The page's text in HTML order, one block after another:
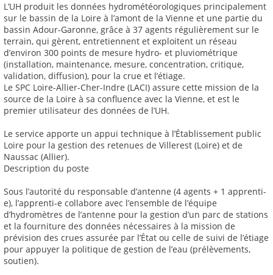
L’UH produit les données hydrométéorologiques principalement
sur le bassin de la Loire à l’amont de la Vienne et une partie du
bassin Adour-Garonne, grâce à 37 agents régulièrement sur le
terrain, qui gèrent, entretiennent et exploitent un réseau
d’environ 300 points de mesure hydro- et pluviométrique
(installation, maintenance, mesure, concentration, critique,
validation, diffusion), pour la crue et l’étiage.
Le SPC Loire-Allier-Cher-Indre (LACI) assure cette mission de la
source de la Loire à sa confluence avec la Vienne, et est le
premier utilisateur des données de l’UH.
Le service apporte un appui technique à l’Établissement public
Loire pour la gestion des retenues de Villerest (Loire) et de
Naussac (Allier).
Description du poste
Sous l’autorité du responsable d’antenne (4 agents + 1 apprenti-
e), l’apprenti-e collabore avec l’ensemble de l’équipe
d’hydromètres de l’antenne pour la gestion d’un parc de stations
et la fourniture des données nécessaires à la mission de
prévision des crues assurée par l’État ou celle de suivi de l’étiage
pour appuyer la politique de gestion de l’eau (prélèvements,
soutien).